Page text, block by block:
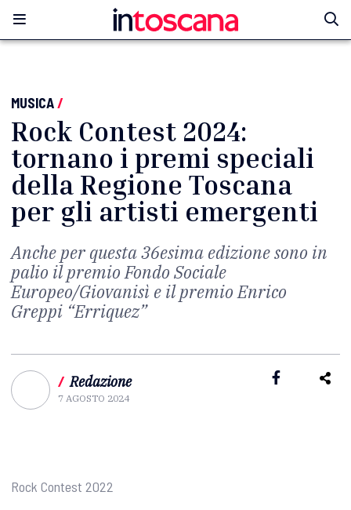
MUSICA/
Rock Contest 2024:
tornano i premi speciali
della Regione Toscana
per gli artisti emergenti
Anche per questa 36esima edizione sono in
palio il premio Fondo Sociale
Europeo/Giovanisì e il premio Enrico
Greppi “Erriquez”
/ Redazione
7 AGOSTO 2024
Rock Contest 2022